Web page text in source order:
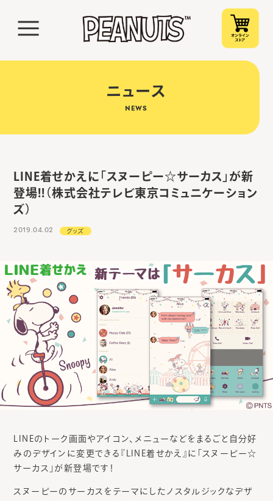
ニュース
NEWS
LINE着せかえに「スヌーピー☆サーカス」が新
登場!!（株式会社テレビ東京コミュニケーション
ズ）
2019.04.02 グッズ
LINEのトーク画面やアイコン、メニューなどをまるごと自分好
みのデザインに変更できる『LINE着せかえ』に「スヌーピー☆
サーカス」が新登場です！
スヌーピーのサーカスをテーマにしたノスタルジックなデザ